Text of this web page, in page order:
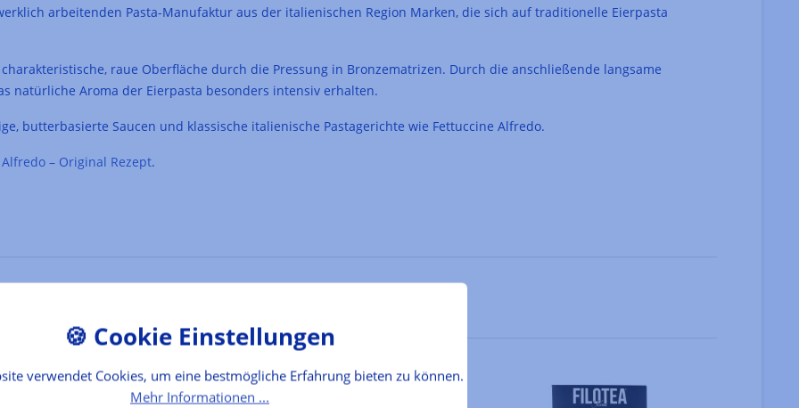
arbeitenden Pasta-Manufaktur aus der italienischen Region Marken, die sich auf traditionelle Eierpasta
raue Oberfläche durch die Pressung in Bronzematrizen. Durch die anschließende langsame
natürliche Aroma der Eierpasta besonders intensiv erhalten.
butterbasierte Saucen und klassische italienische Pastagerichte wie Fettuccine Alfredo.
– Original Rezept.
verwendet Cookies, um eine bestmögliche Erfahrung bieten zu können.
Mehr Informationen ...